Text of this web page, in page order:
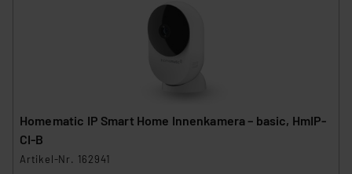
Homematic IP Smart Home Innenkamera – basic, HmIP-
CI-B
Artikel-Nr. 162941